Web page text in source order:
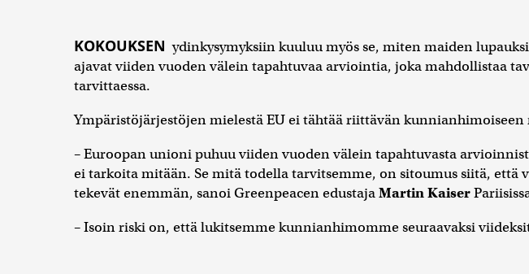
KOKOUKSEN ydinkysymyksiin kuuluu myös se, miten maiden
ajavat viiden vuoden välein tapahtuvaa arviointia, joka mahdollistaa
tarvittaessa.
Ympäristöjärjestöjen mielestä EU ei tähtää riittävän
– Euroopan unioni puhuu viiden vuoden välein tapahtuvasta
ei tarkoita mitään. Se mitä todella tarvitsemme, on sitoumus siitä, että
tekevät enemmän, sanoi Greenpeacen edustajaMartin Kaiser
– Isoin riski on, että lukitsemme kunnianhimomme seuraavaksi